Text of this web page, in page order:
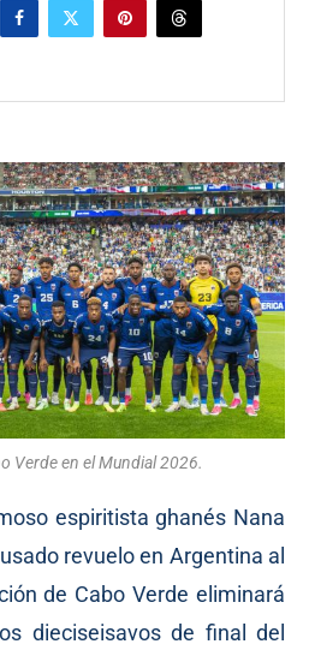
Verde en el Mundial 2026.
espiritista ghanés Nana
revuelo en Argentina al
de Cabo Verde eliminará
dieciseisavos de final del